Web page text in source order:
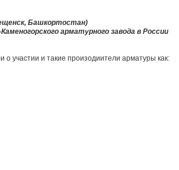
Башкортостан)
арматурного завода в России
участии и такие произодиители арматуры как: